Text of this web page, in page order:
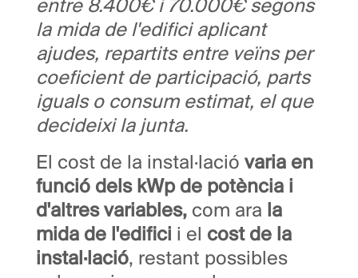
entre 8.400€ i 70.000€ segons
la mida de l'edifici aplicant
ajudes, repartits entre veïns per
coeficient de participació, parts
iguals o consum estimat, el que
decideixi la junta.
El cost de la instal·lació varia en
funció dels kWp de potència i
d'altres variables, com ara la
mida de l'edifici i el cost de la
instal·lació, restant possibles